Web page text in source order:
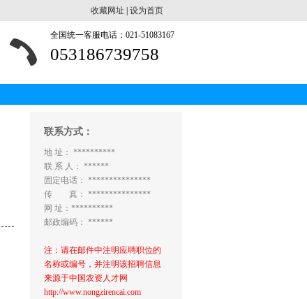
收藏网址 设为首页
全国统一客服电话：021-51083167
053186739758
联系方式：
地 址： **********
联 系 人： ******
固定电话： ***************
传 真： ***************
网 址：**********
邮政编码： ******
注：请在邮件中注明应聘职位的
名称或编号，并注明该招聘信息
来源于中国农资人才网
http://www.nongzirencai.com